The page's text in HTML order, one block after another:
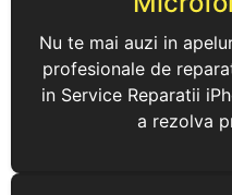
Nu te mai auzi in
profesionale de
in Service Reparatii
a rezolva